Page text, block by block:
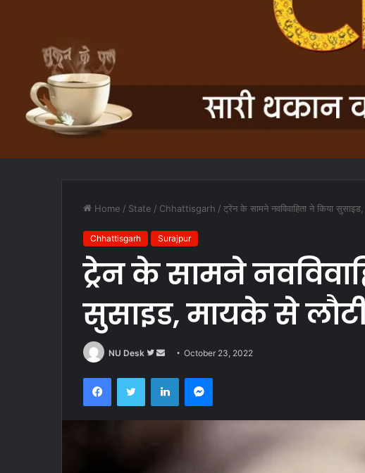
Home / State / Chhattisgarh / ट्रेन के सामने नवविवाहिता ने किया
Chhattisgarh Surajpur
ट्रेन के सामने
सुसाइड, मायके से
NU Desk
Follow
Twitter
SendOctober 23, 2022
FacebookTwitter LinkedInMessenger